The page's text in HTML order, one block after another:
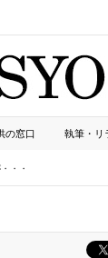
の窓口 執筆・リ
・・